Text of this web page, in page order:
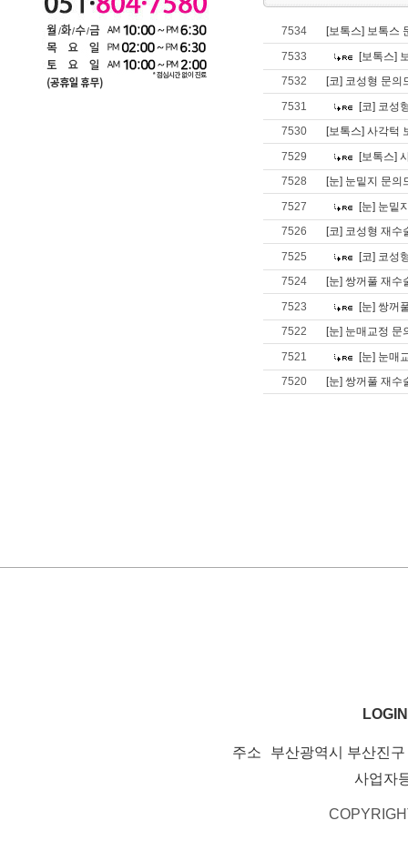
7534
[보톡스] 보톡스
7533
[보톡스]
7532
[코] 코성형 문의
7531
[코] 코성
7530
[보톡스] 사각턱
7529
[보톡스]
7528
[눈] 눈밑지 문의
7527
[눈] 눈밑
7526
[코] 코성형 재수
7525
[코] 코성
7524
[눈] 쌍꺼풀 재수
7523
[눈] 쌍꺼
7522
[눈] 눈매교정 문
7521
[눈] 눈매
7520
[눈] 쌍꺼풀 재수
LOGIN
주소
부산광역시 부산진
사업자